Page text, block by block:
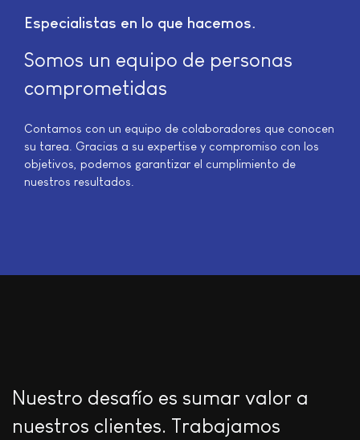
Especialistas en lo que hacemos
Somos un equipo de personas
comprometidas
Contamos con un equipo de colaboradores que conocen
su tarea. Gracias a su expertise y compromiso con los
objetivos, podemos garantizar el cumplimiento de
nuestros resultados.
Nuestro desafío es sumar valor a
nuestros clientes. Trabajamos